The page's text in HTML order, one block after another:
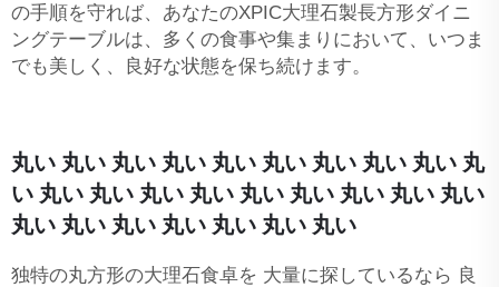
の手順を守れば、あなたのXPIC大理石製長方形ダイニ
ングテーブルは、多くの食事や集まりにおいて、いつま
でも美しく、良好な状態を保ち続けます。
丸い 丸い 丸い 丸い 丸い 丸い 丸い 丸い 丸い 丸
い 丸い 丸い 丸い 丸い 丸い 丸い 丸い 丸い 丸い
丸い 丸い 丸い 丸い 丸い 丸い 丸い
独特の丸方形の大理石食卓を 大量に探しているなら 良